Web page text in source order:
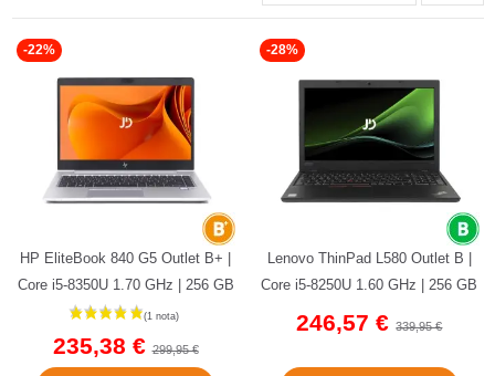
-22%
HP EliteBook 840 G5 Outlet B+ |
Core i5-8350U 1.70 GHz | 256 GB
NVMe | 8 GB DDR4 | 14"...
235,38 €299,95 €
-28%
Lenovo ThinPad L580 Outlet B |
Core i5-8250U 1.60 GHz | 256 GB
NVMe | 8 GB DDR4 | 15,6"...
246,57 €339,95 €